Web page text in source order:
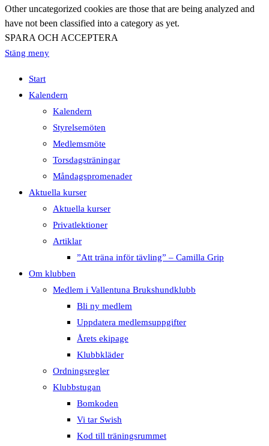
Other uncategorized cookies are those that are being analyzed and
have not been classified into a category as yet.
SPARA OCH ACCEPTERA
Stäng meny
Start
Kalendern
Kalendern
Styrelsemöten
Medlemsmöte
Torsdagsträningar
Måndagspromenader
Aktuella kurser
Aktuella kurser
Privatlektioner
Artiklar
”Att träna inför tävling” – Camilla Grip
Om klubben
Medlem i Vallentuna Brukshundklubb
Bli ny medlem
Uppdatera medlemsuppgifter
Årets ekipage
Klubbkläder
Ordningsregler
Klubbstugan
Bomkoden
Vi tar Swish
Kod till träningsrummet